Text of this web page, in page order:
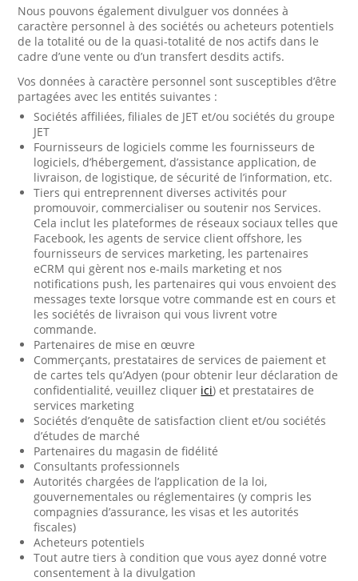
Nous pouvons également divulguer vos données à
caractère personnel à des sociétés ou acheteurs potentiels
de la totalité ou de la quasi-totalité de nos actifs dans le
cadre d’une vente ou d’un transfert desdits actifs.
Vos données à caractère personnel sont susceptibles d’être
partagées avec les entités suivantes :
Sociétés affiliées, filiales de JET et/ou sociétés du groupe
JET
Fournisseurs de logiciels comme les fournisseurs de
logiciels, d’hébergement, d’assistance application, de
livraison, de logistique, de sécurité de l’information, etc.
Tiers qui entreprennent diverses activités pour
promouvoir, commercialiser ou soutenir nos Services.
Cela inclut les plateformes de réseaux sociaux telles que
Facebook, les agents de service client offshore, les
fournisseurs de services marketing, les partenaires
eCRM qui gèrent nos e-mails marketing et nos
notifications push, les partenaires qui vous envoient des
messages texte lorsque votre commande est en cours et
les sociétés de livraison qui vous livrent votre
commande.
Partenaires de mise en œuvre
Commerçants, prestataires de services de paiement et
de cartes tels qu’Adyen (pour obtenir leur déclaration de
confidentialité, veuillez cliquer ici) et prestataires de
services marketing
Sociétés d’enquête de satisfaction client et/ou sociétés
d’études de marché
Partenaires du magasin de fidélité
Consultants professionnels
Autorités chargées de l’application de la loi,
gouvernementales ou réglementaires (y compris les
compagnies d’assurance, les visas et les autorités
fiscales)
Acheteurs potentiels
Tout autre tiers à condition que vous ayez donné votre
consentement à la divulgation